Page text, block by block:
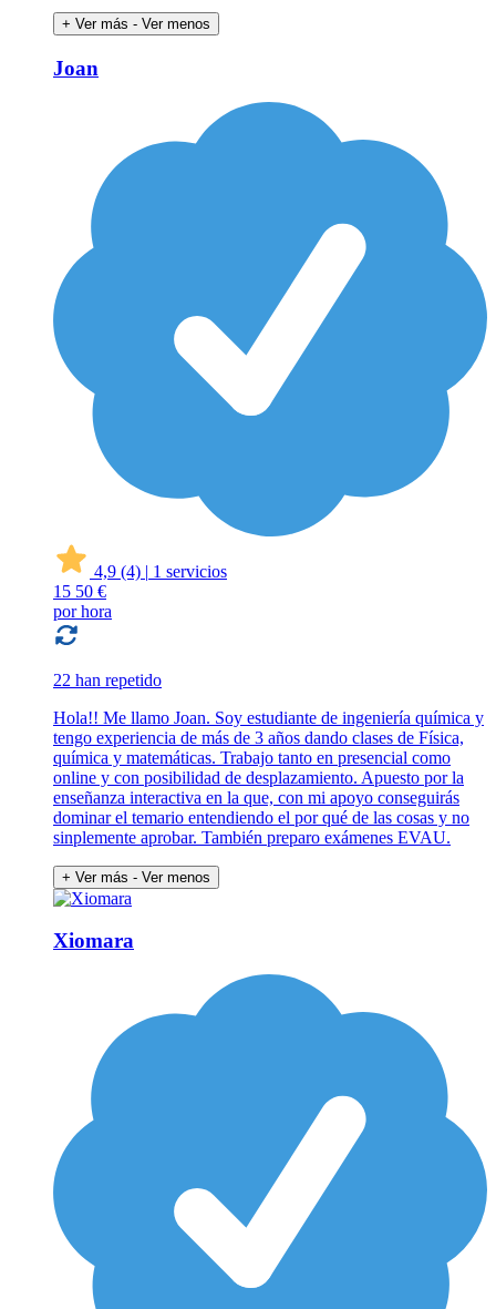
+ Ver más - Ver menos
Joan
4,9 (4) | 1 servicios
15 50 €
por hora
22 han repetido
Hola!! Me llamo Joan. Soy estudiante de ingeniería química y
tengo experiencia de más de 3 años dando clases de Física,
química y matemáticas. Trabajo tanto en presencial como
online y con posibilidad de desplazamiento. Apuesto por la
enseñanza interactiva en la que, con mi apoyo conseguirás
dominar el temario entendiendo el por qué de las cosas y no
sinplemente aprobar. También preparo exámenes EVAU.
+ Ver más - Ver menos
Xiomara